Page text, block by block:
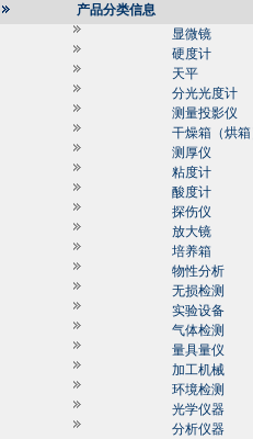
产品分类信息
显微镜
硬度计
天平
分光光度计
测量投影仪
干燥箱（烘箱
测厚仪
粘度计
酸度计
探伤仪
放大镜
培养箱
物性分析
无损检测
实验设备
气体检测
量具量仪
加工机械
环境检测
光学仪器
分析仪器